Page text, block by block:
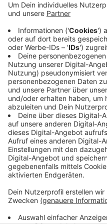
Auch landesweit wurde
weniger produziert. Im
bei rund 1,4 Milliarden
relativ konstant. Bei uns
Betriebe des
Anzeige
Anzeige